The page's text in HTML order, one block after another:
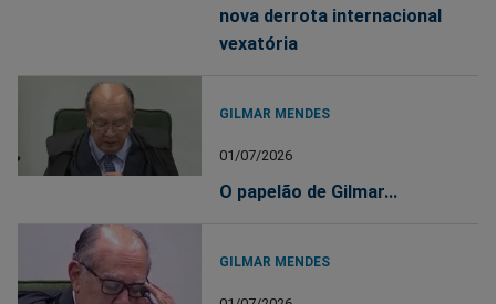
nova derrota internacional
vexatória
GILMAR MENDES
01/07/2026
O papelão de Gilmar...
GILMAR MENDES